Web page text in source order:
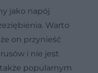
jako napój
Warto
on przynieść
i nie jest
popularnym